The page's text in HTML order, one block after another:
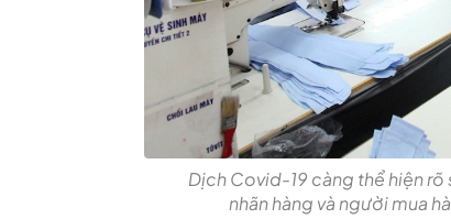
Dịch Covid-19 càng thể hiện
nhãn hàng và người mua